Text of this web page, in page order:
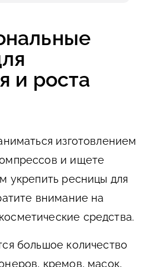
и роста
изготовлением
и ищете
укрепить ресницы для
внимание на
средства.
большое количество
кремов, масок,